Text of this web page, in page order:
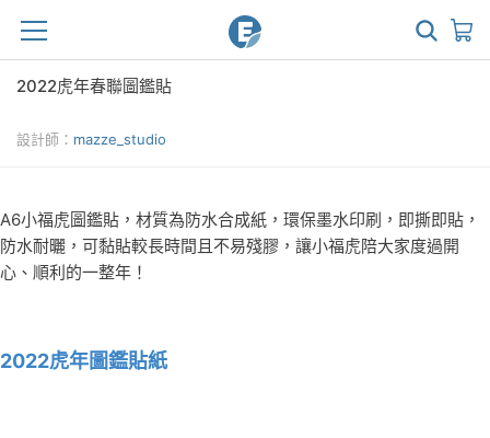
2022虎年春聯圖鑑貼
設計師： mazze_studio
A6小福虎圖鑑貼，材質為防水合成紙，環保墨水印刷，即撕即貼，
防水耐曬，可黏貼較長時間且不易殘膠，讓小福虎陪大家度過開
心、順利的一整年！
2022虎年圖鑑貼紙